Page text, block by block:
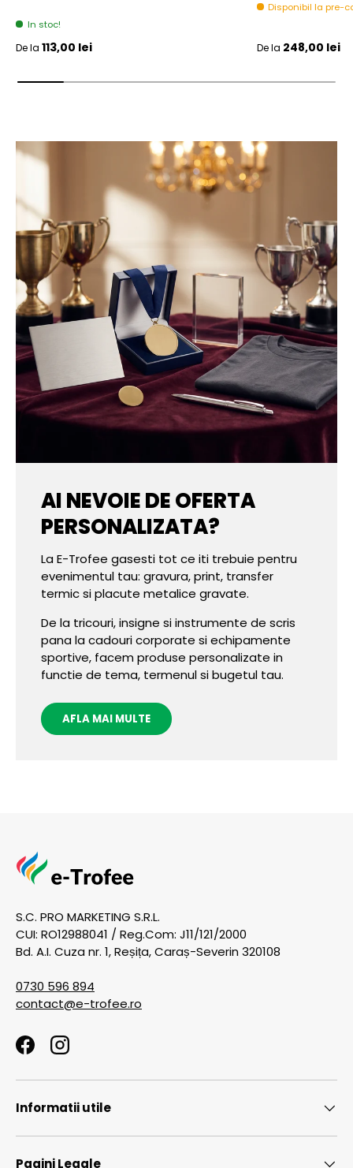
In stoc!
Pret initial
De la 113,00 lei
Disponibil la pre-
Pret initial
De la 248,00 lei
AI NEVOIE DE OFERTA
PERSONALIZATA?
La E-Trofee gasesti tot ce iti trebuie pentru
evenimentul tau: gravura, print, transfer
termic si placute metalice gravate.
De la tricouri, insigne si instrumente de scris
pana la cadouri corporate si echipamente
sportive, facem produse personalizate in
functie de tema, termenul si bugetul tau.
AFLA MAI MULTE
S.C. PRO MARKETING S.R.L.
CUI: RO12988041 / Reg.Com: J11/121/2000
Bd. A.I. Cuza nr. 1, Reșița, Caraș-Severin 320108
0730 596 894
contact@e-trofee.ro
FacebookInstagram
Informatii utile
Pagini Legale